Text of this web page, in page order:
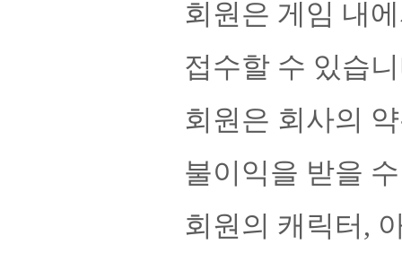
회원은 게임 내
접수할 수 있습
회원은 회사의
불이익을 받을
회원의 캐릭터,